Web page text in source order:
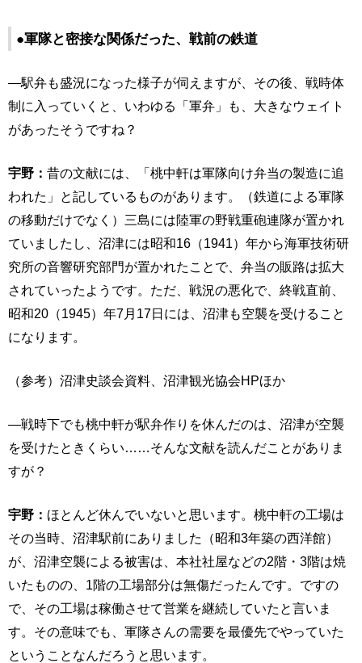
●軍隊と密接な関係だった、戦前の鉄道
―駅弁も盛況になった様子が伺えますが、その後、戦時体
制に入っていくと、いわゆる「軍弁」も、大きなウェイト
があったそうですね？
宇野： 昔の文献には、「桃中軒は軍隊向け弁当の製造に追
われた」と記しているものがあります。（鉄道による軍隊
の移動だけでなく）三島には陸軍の野戦重砲連隊が置かれ
ていましたし、沼津には昭和16（1941）年から海軍技術研
究所の音響研究部門が置かれたことで、弁当の販路は拡大
されていったようです。ただ、戦況の悪化で、終戦直前、
昭和20（1945）年7月17日には、沼津も空襲を受けること
になります。
（参考）沼津史談会資料、沼津観光協会HPほか
―戦時下でも桃中軒が駅弁作りを休んだのは、沼津が空襲
を受けたときくらい……そんな文献を読んだことがありま
すが？
宇野： ほとんど休んでいないと思います。桃中軒の工場は
その当時、沼津駅前にありました（昭和3年築の西洋館）
が、沼津空襲による被害は、本社社屋などの2階・3階は焼
いたものの、1階の工場部分は無傷だったんです。ですの
で、その工場は稼働させて営業を継続していたと言いま
す。その意味でも、軍隊さんの需要を最優先でやっていた
ということなんだろうと思います。